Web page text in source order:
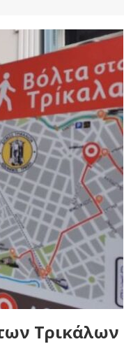
Τρικάλων